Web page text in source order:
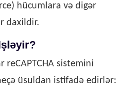
hücumlara və digər
daxildir.
reCAPTCHA sistemini
üsuldan istifadə edirlər: